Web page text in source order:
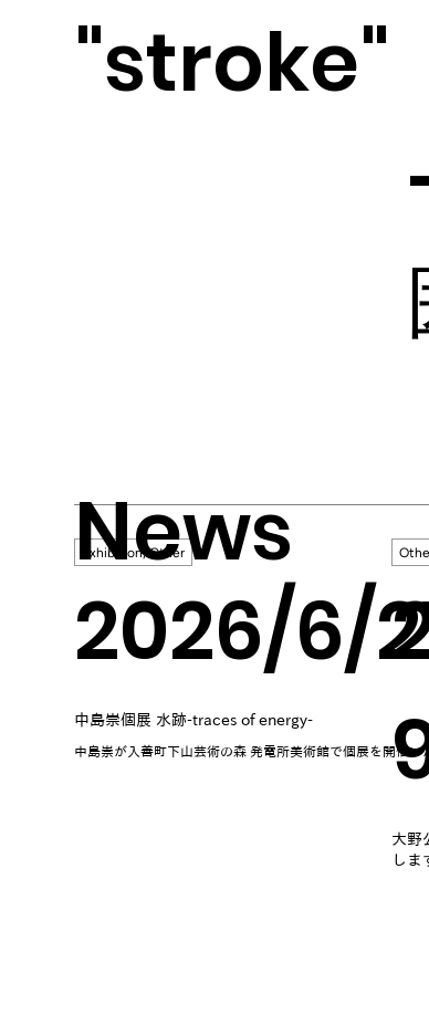
News
2026/6/
Exhibition, Other
中島崇が入善町下山芸術の森 発電所美術館で個展を開催い
中島崇個展 水跡-traces of energy-
大野
しま
"stroke"